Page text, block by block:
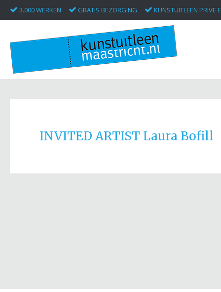
3.000 WERKEN GRATIS BEZORGING KUNSTUITLEEN PRIVE
INVITED ARTIST Laura Bofill